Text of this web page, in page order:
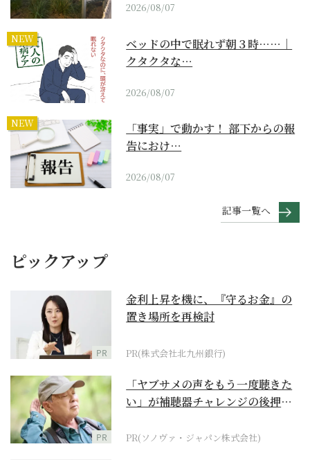
2026/08/07
NEW
ベッドの中で眠れず朝３時……｜
クタクタな…
2026/08/07
NEW
「事実」で動かす！ 部下からの報
告におけ…
2026/08/07
記事一覧へ
ピックアップ
PR
金利上昇を機に、『守るお金』の
置き場所を再検討
PR(株式会社北九州銀行)
PR
「ヤブサメの声をもう一度聴きた
い」が補聴器チャレンジの後押し
PR(ソノヴァ・ジャパン株式会社)